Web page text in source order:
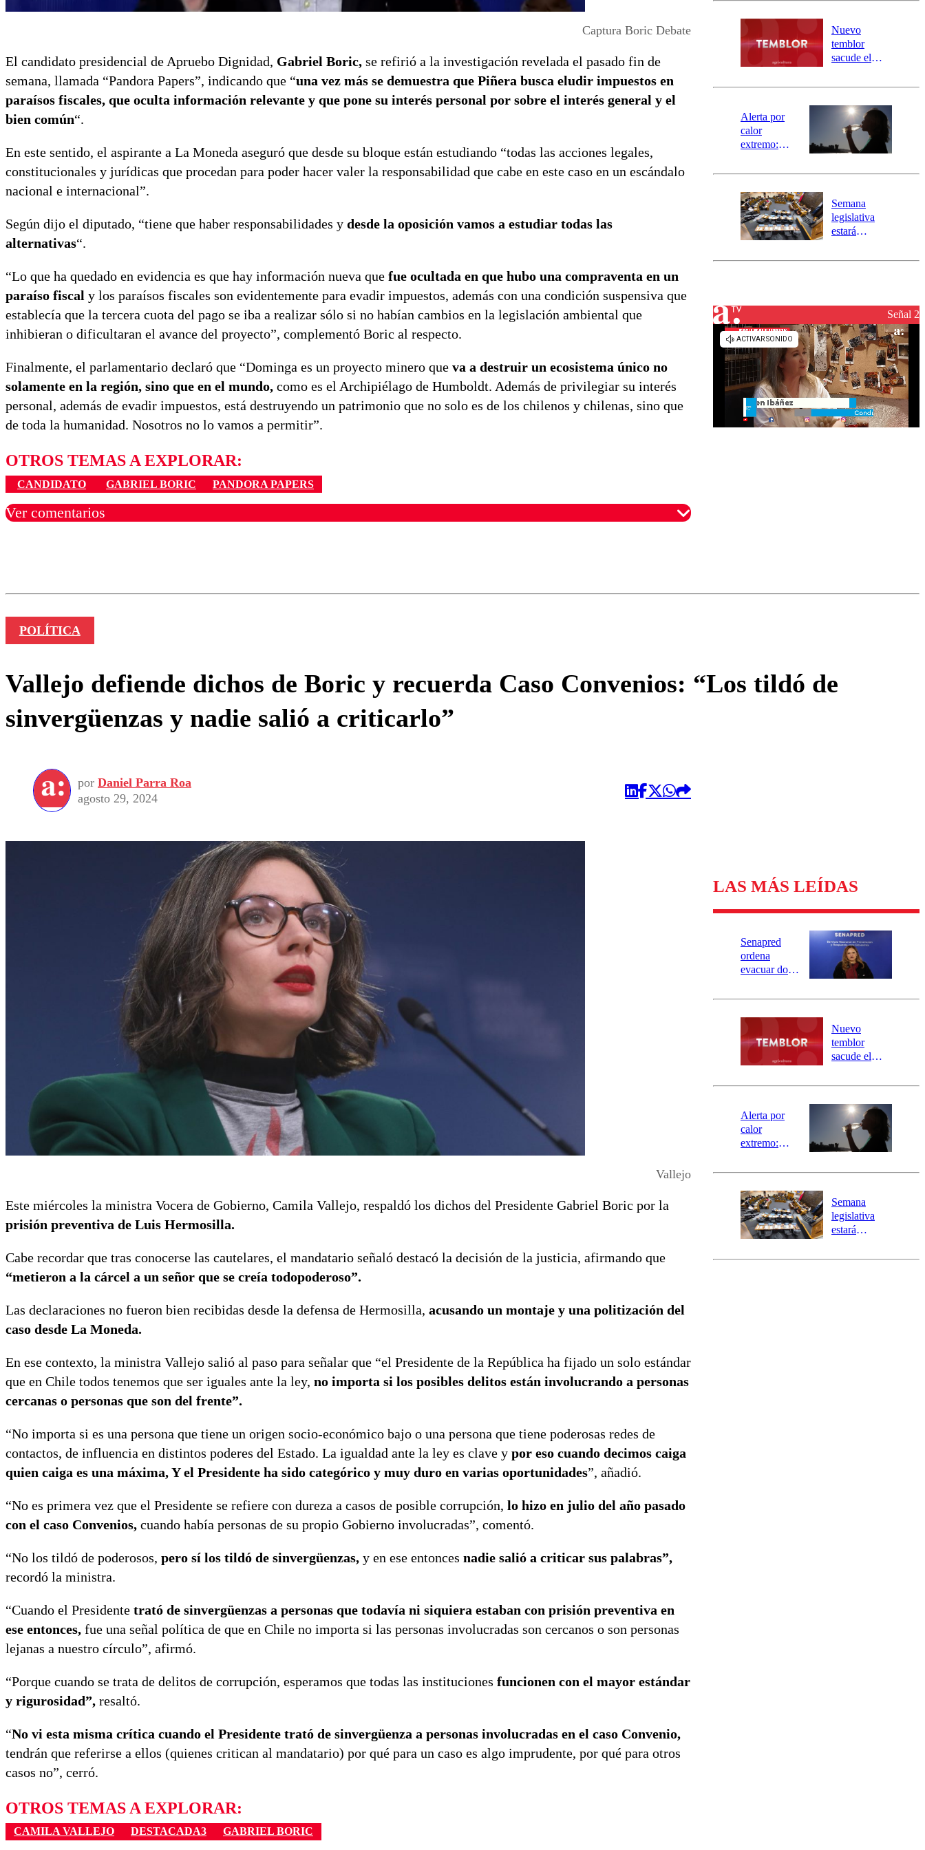
Captura Boric Debate
El candidato presidencial de Apruebo Dignidad, Gabriel Boric, se refirió a la investigación revelada el pasado fin de
semana, llamada “Pandora Papers”, indicando que “una vez más se demuestra que Piñera busca eludir impuestos en
paraísos fiscales, que oculta información relevante y que pone su interés personal por sobre el interés general y el
bien común“.
En este sentido, el aspirante a La Moneda aseguró que desde su bloque están estudiando “todas las acciones legales,
constitucionales y jurídicas que procedan para poder hacer valer la responsabilidad que cabe en este caso en un escándalo
nacional e internacional”.
Según dijo el diputado, “tiene que haber responsabilidades y desde la oposición vamos a estudiar todas las
alternativas“.
“Lo que ha quedado en evidencia es que hay información nueva que fue ocultada en que hubo una compraventa en un
paraíso fiscal y los paraísos fiscales son evidentemente para evadir impuestos, además con una condición suspensiva que
establecía que la tercera cuota del pago se iba a realizar sólo si no habían cambios en la legislación ambiental que
inhibieran o dificultaran el avance del proyecto”, complementó Boric al respecto.
Finalmente, el parlamentario declaró que “Dominga es un proyecto minero que va a destruir un ecosistema único no
solamente en la región, sino que en el mundo, como es el Archipiélago de Humboldt. Además de privilegiar su interés
personal, además de evadir impuestos, está destruyendo un patrimonio que no solo es de los chilenos y chilenas, sino que
de toda la humanidad. Nosotros no lo vamos a permitir”.
OTROS TEMAS A EXPLORAR:
CANDIDATO GABRIEL BORIC PANDORA PAPERS
Ver comentarios
río Damas:
activa
mensajería
SAE
Nuevo
temblor
sacude el
revisa la
epicentro
Alerta por
calor
extremo:
activa Alerta
Preventiva en
tres comunas
Semana
legislativa
estará
el fin de la
reconstrucciónSeñal 2
POLÍTICA
Vallejo defiende dichos de Boric y recuerda Caso Convenios: “Los tildó de
sinvergüenzas y nadie salió a criticarlo”
por Daniel Parra Roa
agosto 29, 2024
Vallejo
Este miércoles la ministra Vocera de Gobierno, Camila Vallejo, respaldó los dichos del Presidente Gabriel Boric por la
prisión preventiva de Luis Hermosilla.
Cabe recordar que tras conocerse las cautelares, el mandatario señaló destacó la decisión de la justicia, afirmando que
“metieron a la cárcel a un señor que se creía todopoderoso”.
Las declaraciones no fueron bien recibidas desde la defensa de Hermosilla, acusando un montaje y una politización del
caso desde La Moneda.
En ese contexto, la ministra Vallejo salió al paso para señalar que “el Presidente de la República ha fijado un solo estándar
que en Chile todos tenemos que ser iguales ante la ley, no importa si los posibles delitos están involucrando a personas
cercanas o personas que son del frente”.
“No importa si es una persona que tiene un origen socio-económico bajo o una persona que tiene poderosas redes de
contactos, de influencia en distintos poderes del Estado. La igualdad ante la ley es clave y por eso cuando decimos caiga
quien caiga es una máxima, Y el Presidente ha sido categórico y muy duro en varias oportunidades”, añadió.
“No es primera vez que el Presidente se refiere con dureza a casos de posible corrupción, lo hizo en julio del año pasado
con el caso Convenios, cuando había personas de su propio Gobierno involucradas”, comentó.
“No los tildó de poderosos, pero sí los tildó de sinvergüenzas, y en ese entonces nadie salió a criticar sus palabras”,
recordó la ministra.
“Cuando el Presidente trató de sinvergüenzas a personas que todavía ni siquiera estaban con prisión preventiva en
ese entonces, fue una señal política de que en Chile no importa si las personas involucradas son cercanos o son personas
lejanas a nuestro círculo”, afirmó.
“Porque cuando se trata de delitos de corrupción, esperamos que todas las instituciones funcionen con el mayor estándar
y rigurosidad”, resaltó.
“No vi esta misma crítica cuando el Presidente trató de sinvergüenza a personas involucradas en el caso Convenio,
tendrán que referirse a ellos (quienes critican al mandatario) por qué para un caso es algo imprudente, por qué para otros
casos no”, cerró.
OTROS TEMAS A EXPLORAR:
CAMILA VALLEJO DESTACADA3 GABRIEL BORIC
LAS MÁS LEÍDAS
Senapred
ordena
evacuar dos
Carahue por
río Damas:
activa
mensajería
SAE
Nuevo
temblor
sacude el
revisa la
epicentro
Alerta por
calor
extremo:
activa Alerta
Preventiva en
tres comunas
Semana
legislativa
estará
el fin de la